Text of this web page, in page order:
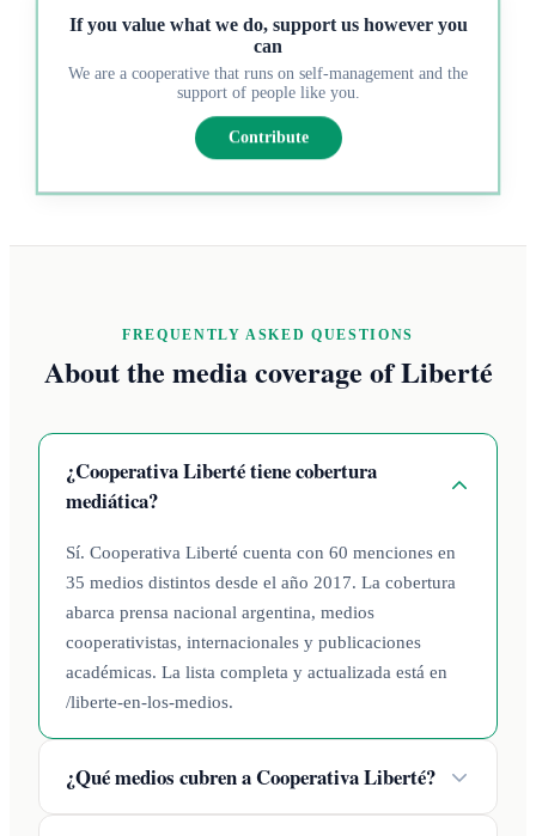
If you value what we do, support us however you
can
We are a cooperative that runs on self-management and the
support of people like you.
Contribute
FREQUENTLY ASKED QUESTIONS
About the media coverage of Liberté
¿Cooperativa Liberté tiene cobertura
mediática?
Sí. Cooperativa Liberté cuenta con 60 menciones en
35 medios distintos desde el año 2017. La cobertura
abarca prensa nacional argentina, medios
cooperativistas, internacionales y publicaciones
académicas. La lista completa y actualizada está en
/liberte-en-los-medios.
¿Qué medios cubren a Cooperativa Liberté?